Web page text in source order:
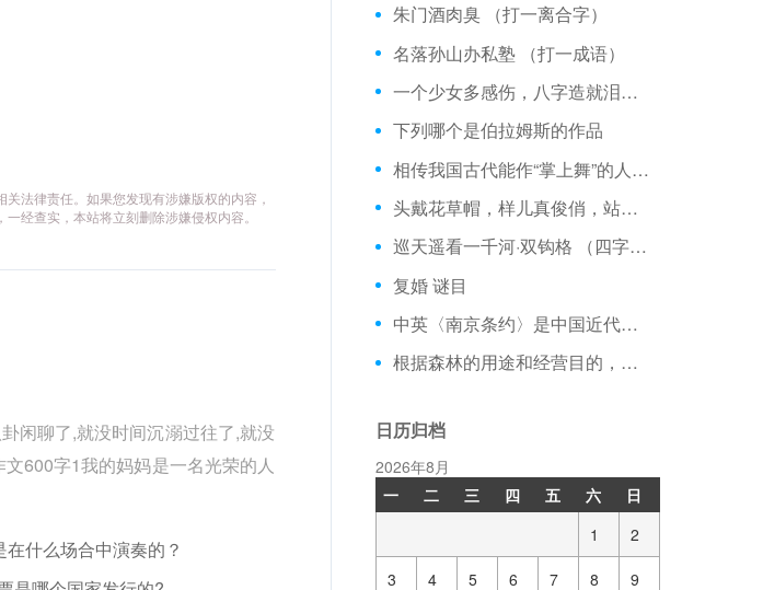
法律责任。如果您发现有涉嫌版权的内容，
经查实，本站将立刻删除涉嫌侵权内容。
闲聊了,就没时间沉溺过往了,就没
600字1我的妈妈是一名光荣的人
在什么场合中演奏的？
朱门酒肉臭 （打一离合字）
名落孙山办私塾 （打一成语）
一个少女多感伤，八字造就泪汪汪。生命不息泪不止，一旦止时身也亡。 （打一物）
下列哪个是伯拉姆斯的作品
相传我国古代能作“掌上舞”的人是：
头戴花草帽，样儿真俊俏，站在田坝里，对着太阳笑。 （打一植物）
巡天遥看一千河·双钩格 （四字电影）
复婚 谜目
中英〈南京条约〉是中国近代史上第一个不平等条约，哪一年签定的
根据森林的用途和经营目的，将森林分为：
日历归档
2026年8月
一
二 三 四 五 六
日
1
2
3 4 5 6 7 8 9